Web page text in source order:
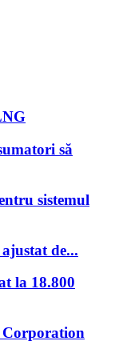
să
sistemul
de...
la 18.800
Corporation